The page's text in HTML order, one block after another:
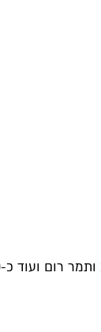
רום ועוד כ-100...